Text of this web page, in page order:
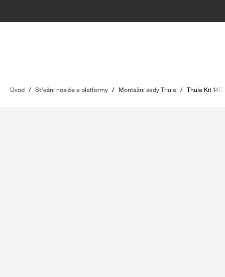
Úvod / Střešní nosiče a platformy / Montážní sady Thule / Thule Kit